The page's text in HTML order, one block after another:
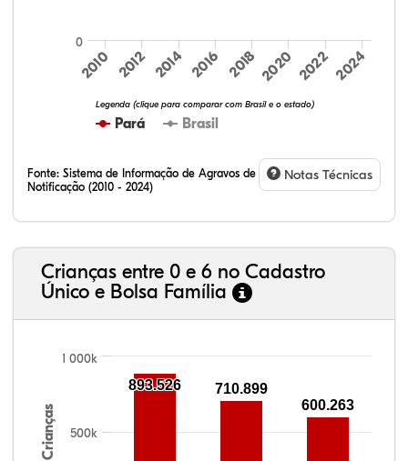
Pará Brasil
Legenda (clique para comparar com Brasil e o estado)
2010 2012 2014 2016 2018 2020 2022 2024
0
Fonte: Sistema de Informação de Agravos de
Notificação (2010 - 2024)
Notas Técnicas
Crianças entre 0 e 6 no Cadastro
Único e Bolsa Família
Crianças
1 000k
500k
893.526
710.899
600.263
32,57%
9,24%
0,46%
54,88%
1,27%
1,56%